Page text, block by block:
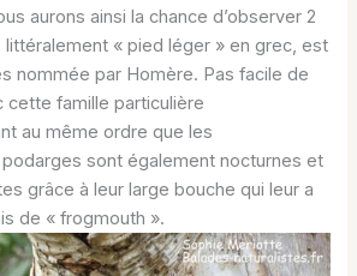
aurons ainsi la chance d’observer 2
littéralement « pied léger » en grec, est
nommée par Homère. Pas facile de
cette famille particulière
au même ordre que les
sont également nocturnes et
grâce à leur large bouche qui leur a
de « frogmouth ».